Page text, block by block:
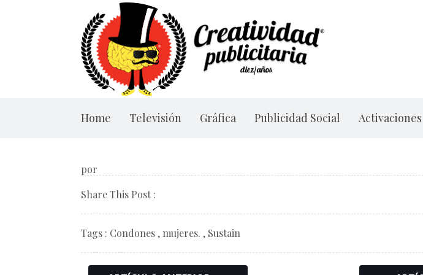
Home Televisión Gráfica Publicidad Social Activaciones
por
Share This Post :
Tags : Condones, mujeres. , Sustain